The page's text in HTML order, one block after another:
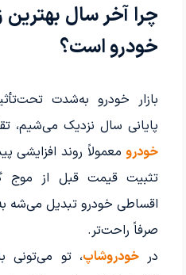
چرا آخر سال
خودرو است؟
بازار خودرو به‌شدت
پایانی سال نزدیک می‌شیم،
خودرو معمولاً روند افزایشی
تثبیت قیمت قبل از موج
اقساطی خودرو تبدیل می‌شه
صرفاً راحت‌تر.
درخودروشاپ، تو می‌تونی